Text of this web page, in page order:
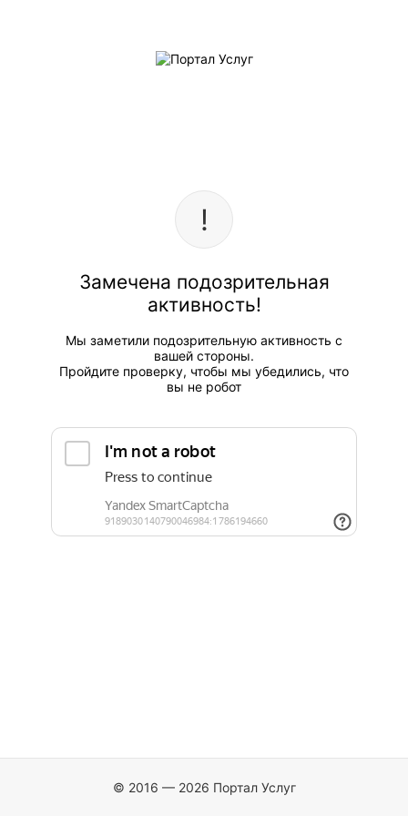
Замечена подозрительная
активность!
Мы заметили подозрительную активность с
вашей стороны.
Пройдите проверку, чтобы мы убедились, что
вы не робот
© 2016 — 2026 Портал Услуг